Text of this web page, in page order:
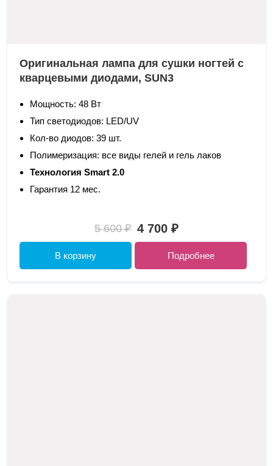
Оригинальная лампа для сушки ногтей с
кварцевыми диодами, SUN3
Мощность: 48 Вт
Тип светодиодов: LED/UV
Кол-во диодов: 39 шт.
Полимеризация: все виды гелей и гель лаков
Технология Smart 2.0
Гарантия 12 мес.
5 600 ₽ 4 700 ₽
В корзину Подробнее